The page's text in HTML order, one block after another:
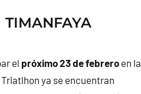
TIMANFAYA
el próximo 23 de febreroen la
ya se encuentran